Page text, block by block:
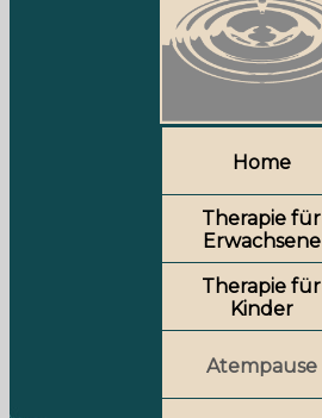
Home
Therapie für
Erwachsene
Therapie für
Kinder
Atempause